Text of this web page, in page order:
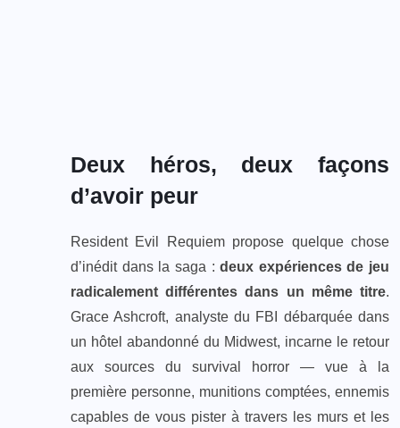
Deux héros, deux façons
d’avoir peur
Resident Evil Requiem propose quelque chose
d’inédit dans la saga :deux expériences de jeu
radicalement différentes dans un même titre.
Grace Ashcroft, analyste du FBI débarquée dans
un hôtel abandonné du Midwest, incarne le retour
aux sources du survival horror — vue à la
première personne, munitions comptées, ennemis
capables de vous pister à travers les murs et les